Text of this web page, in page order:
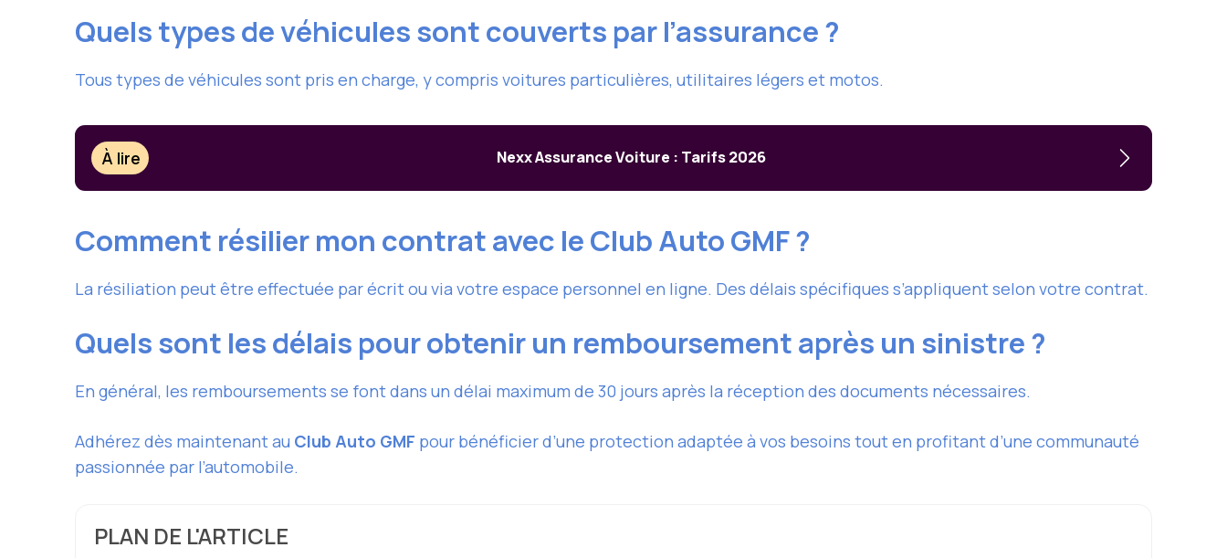
Quels types de véhicules sont couverts par l’assurance ?
Tous types de véhicules sont pris en charge, y compris voitures particulières, utilitaires légers et motos.
À lire Nexx Assurance Voiture : Tarifs 2026
Comment résilier mon contrat avec le Club Auto GMF ?
La résiliation peut être effectuée par écrit ou via votre espace personnel en ligne. Des délais spécifiques s’appliquent selon votre contrat.
Quels sont les délais pour obtenir un remboursement après un sinistre ?
En général, les remboursements se font dans un délai maximum de 30 jours après la réception des documents nécessaires.
Adhérez dès maintenant au Club Auto GMF pour bénéficier d’une protection adaptée à vos besoins tout en profitant d’une communauté
passionnée par l’automobile.
PLAN DE L'ARTICLE